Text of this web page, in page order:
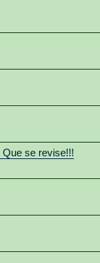
Que se revise!!!